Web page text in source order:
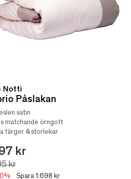
Notti
Påslakan
satin
matchande örngott
färger & storlekar
kr
kr
Spara 1.698 kr